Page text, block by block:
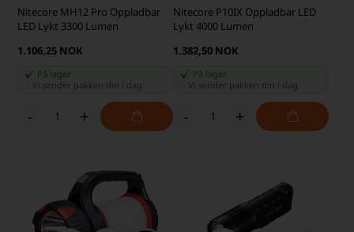
Nitecore MH12 Pro Oppladbar
LED Lykt 3300 Lumen
1.106,25 NOK
På lager
-Vi sender pakken din i dag
- +
Nitecore P10IX Oppladbar LED
Lykt 4000 Lumen
1.382,50 NOK
På lager
Vi sender pakken din i dag
- +